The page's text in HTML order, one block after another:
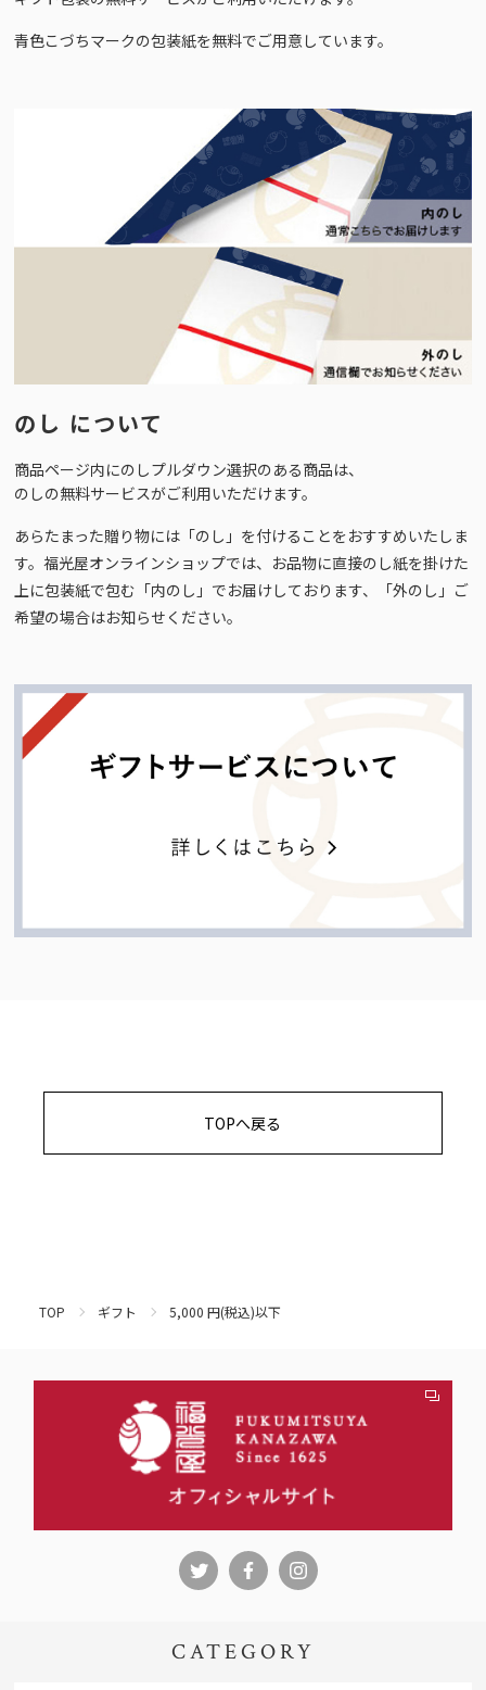
青色こづちマークの包装紙を無料でご用意しています。
のし について
商品ページ内にのしプルダウン選択のある商品は、
のしの無料サービスがご利用いただけます。
あらたまった贈り物には「のし」を付けることをおすすめいたしま
す。福光屋オンラインショップでは、お品物に直接のし紙を掛けた
上に包装紙で包む「内のし」でお届けしております、「外のし」ご
希望の場合はお知らせください。
TOPへ戻る
TOP ギフト 5,000 円(税込)以下
CATEGORY